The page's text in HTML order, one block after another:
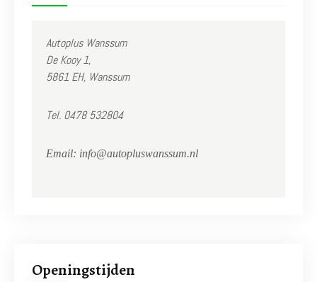
Autoplus Wanssum
De Kooy 1,
5861 EH, Wanssum
Tel. 0478 532804
Email: info@autopluswanssum.nl
Openingstijden